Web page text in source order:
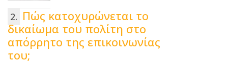
Πώς κατοχυρώνεται το
δικαίωμα του πολίτη στο
απόρρητο της επικοινωνίας
του;